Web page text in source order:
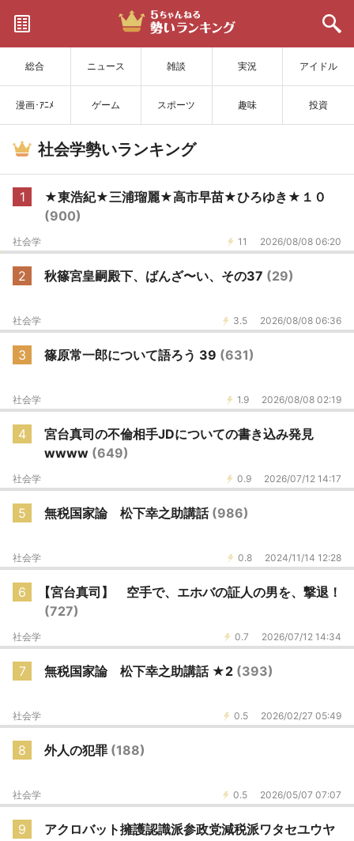
総合 ニュース 雑談 実況 アイドル
漫画･ｱﾆﾒ ゲーム スポーツ 趣味 投資
サイトを更新
社会学勢いランキング
1
★東浩紀★三浦瑠麗★高市早苗★ひろゆき★１０
(900)
11 2026/08/08 06:20
社会学
2 秋篠宮皇嗣殿下、ばんざ〜い、その37 (29)
3.5 2026/08/08 06:36
社会学
3 篠原常一郎について語ろう 39 (631)
1.9 2026/08/08 02:19
社会学
4
宮台真司の不倫相手JDについての書き込み発見
wwww (649)
0.9 2026/07/12 14:17
社会学
5 無税国家論 松下幸之助講話 (986)
0.8 2024/11/14 12:28
社会学
6
【宮台真司】 空手で、エホバの証人の男を、撃退！
(727)
0.7 2026/07/12 14:34
社会学
7 無税国家論 松下幸之助講話 ★2 (393)
0.5 2026/02/27 05:49
社会学
8 外人の犯罪 (188)
0.5 2026/05/07 07:07
社会学
9
アクロバット擁護認識派参政党減税派ワタセユウヤ